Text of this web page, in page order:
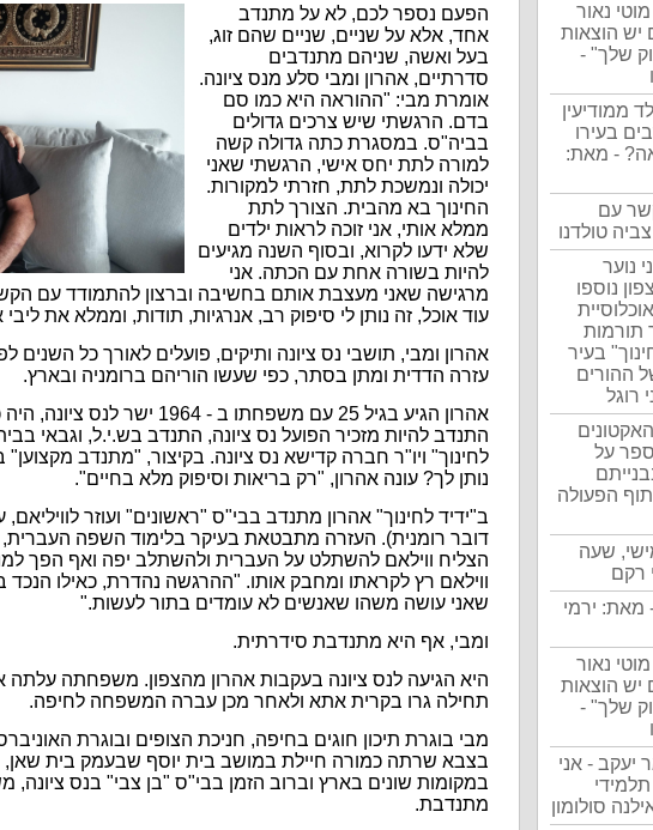
נאור
יש הוצאות
שלך" -
ממודיעין
בעירו
- מאת:
עם
טולדנו
ובני נוער
נוספו
תורמות
בעיר
ההורים
רוגל
על
הפעולה
שעה
רקם
- מאת: ירמי
נאור
יש הוצאות
שלך" -
- אני
סולומון
הפעם נספר לכם, לא על מתנדב
אחד, אלא על שניים, שניים שהם זוג,
בעל ואשה, שניהם מתנדבים
סדרתיים, אהרון ומבי סלע מנס ציונה.
אומרת מבי: "ההוראה היא כמו סם
בדם. הרגשתי שיש צרכים גדולים
בביה"ס. במסגרת כתה גדולה קשה
למורה לתת יחס אישי, הרגשתי שאני
יכולה ונמשכת לתת, חזרתי למקורות.
החינוך בא מהבית. הצורך לתת
ממלא אותי, אני זוכה לראות ילדים
שלא ידעו לקרוא, ובסוף השנה מגיעים
להיות בשורה אחת עם הכתה. אני
מרגישה שאני מעצבת אותם בחשיבה וברצון להתמודד עם
עוד אוכל, זה נותן לי סיפוק רב, אנרגיות, תודות, וממלא את
אהרון ומבי, תושבי נס ציונה ותיקים, פועלים לאורך כל
עזרה הדדית ומתן בסתר, כפי שעשו הוריהם ברומניה ובארץ.
אהרון הגיע בגיל 25 עם משפחתו
התנדב להיות מזכיר הפועל נס ציונה, התנדב בש.י.ל, וגבאי
לחינוך" ויו"ר חברה קדישא נס ציונה. בקיצור, "מתנדב מקצוען"
נותן לך? עונה אהרון, "רק בריאות וסיפוק מלא בחיים".
ב"ידיד לחינוך" אהרון מתנדב בבי"ס "ראשונים" ועוזר
דובר רומנית). העזרה מתבטאת בעיקר בלימוד השפה העברית,
הצליח ווילאם להשתלט על העברית ולהשתלב יפה ואף הפך
ווילאם רץ לקראתו ומחבק אותו. "ההרגשה נהדרת, כאילו הנכד
שאני עושה משהו שאנשים לא עומדים בתור לעשות."
ומבי, אף היא מתנדבת סידרתית.
תחילה גרו בקרית אתא ולאחר מכן עברה המשפחה לחיפה.
מבי בוגרת תיכון חוגים בחיפה, חניכת הצופים ובוגרת
בצבא שרתה כמורה חיילת במושב בית יוסף שבעמק בית
מתנדבת.